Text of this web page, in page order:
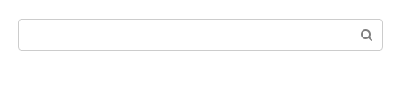
Поиск: